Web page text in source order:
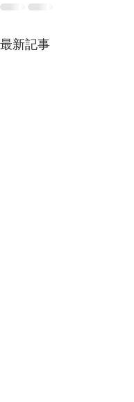
最新記事